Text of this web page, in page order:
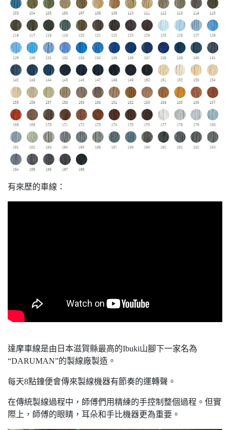
有來歷的車線：
達摩車線是由日本滋賀縣最高的Ibuki山腳下一家名為
“DARUMAN”的製線廠製造。
每天8點鐘便會傳來製線機器有節奏的運轉聲。
在傳統製線過程中，師傅們用精練的手控制整個過程。但實
際上，師傅的眼睛，耳朵和手比機器更為重要。